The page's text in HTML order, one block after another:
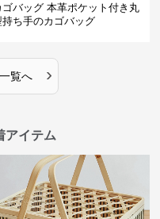
ゴバッグ 本革ポケット付き丸
持ち手のカゴバッグ
覧へ ›
アイテム